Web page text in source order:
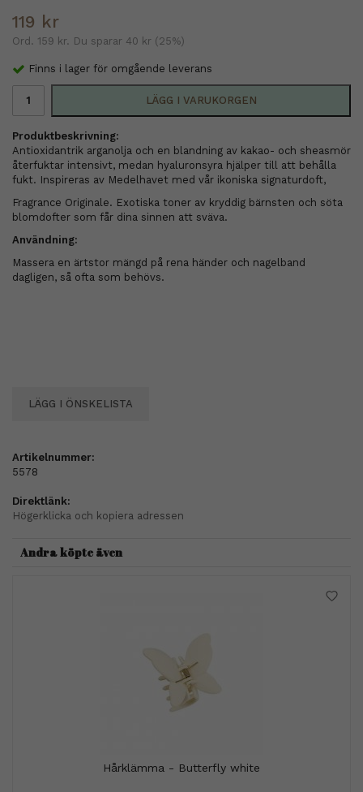
119 kr
Ord. 159 kr. Du sparar 40 kr (25%)
Finns i lager för omgående leverans
LÄGG I VARUKORGEN
Produktbeskrivning:
Antioxidantrik arganolja och en blandning av kakao- och sheasmör
återfuktar intensivt, medan hyaluronsyra hjälper till att behålla
fukt. Inspireras av Medelhavet med vår ikoniska signaturdoft,
Fragrance Originale. Exotiska toner av kryddig bärnsten och söta
blomdofter som får dina sinnen att sväva.
Användning:
Massera en ärtstor mängd på rena händer och nagelband
dagligen, så ofta som behövs.
LÄGG I ÖNSKELISTA
Artikelnummer:
5578
Direktlänk:
Högerklicka och kopiera adressen
Andra köpte även
Hårklämma - Butterfly white